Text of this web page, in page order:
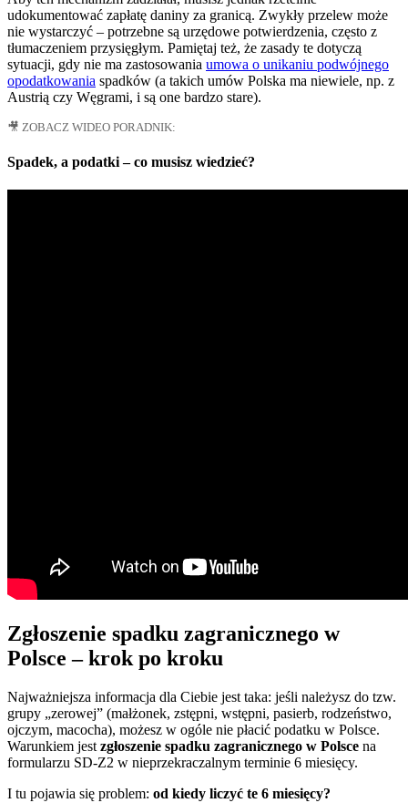
udokumentować zapłatę daniny za granicą. Zwykły przelew może
nie wystarczyć – potrzebne są urzędowe potwierdzenia, często z
tłumaczeniem przysięgłym. Pamiętaj też, że zasady te dotyczą
sytuacji, gdy nie ma zastosowania umowa o unikaniu podwójnego
opodatkowania spadków (a takich umów Polska ma niewiele, np. z
Austrią czy Węgrami, i są one bardzo stare).
🎥 ZOBACZ WIDEO PORADNIK:
Spadek, a podatki – co musisz wiedzieć?
Zgłoszenie spadku zagranicznego w
Polsce – krok po kroku
Najważniejsza informacja dla Ciebie jest taka: jeśli należysz do tzw.
grupy „zerowej” (małżonek, zstępni, wstępni, pasierb, rodzeństwo,
ojczym, macocha), możesz w ogóle nie płacić podatku w Polsce.
Warunkiem jest zgłoszenie spadku zagranicznego w Polsce na
formularzu SD-Z2 w nieprzekraczalnym terminie 6 miesięcy.
I tu pojawia się problem: od kiedy liczyć te 6 miesięcy?